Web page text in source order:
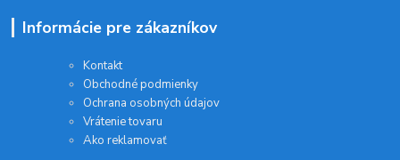
Informácie pre zákazníkov
Kontakt
Obchodné podmienky
Ochrana osobných údajov
Vrátenie tovaru
Ako reklamovať